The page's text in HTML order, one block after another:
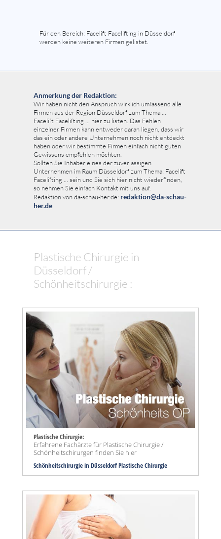
Für den Bereich: Facelift Facelifting in Düsseldorf
werden keine weiteren Firmen gelistet.
Anmerkung der Redaktion:
Wir haben nicht den Anspruch wirklich umfassend alle
Firmen aus der Region Düsseldorf zum Thema ...
Facelift Facelifting ... hier zu listen. Das Fehlen
einzelner Firmen kann entweder daran liegen, dass wir
das ein oder andere Unternehmen noch nicht entdeckt
haben oder wir bestimmte Firmen einfach nicht guten
Gewissens empfehlen möchten.
Sollten Sie Inhaber eines der zuverlässigen
Unternehmen im Raum Düsseldorf zum Thema: Facelift
Facelifting ... sein und Sie sich hier nicht wiederfinden,
so nehmen Sie einfach Kontakt mit uns auf.
Redaktion von da-schau-her.de: redaktion@da-schau-
her.de
Plastische Chirurgie in
Düsseldorf /
Schönheitschirurgie :
Plastische Chirurgie:
Erfahrene Fachärzte für Plastische Chirurgie /
Schönheitschirurgen finden Sie hier
Schönheitschirurgie in Düsseldorf Plastische Chirurgie